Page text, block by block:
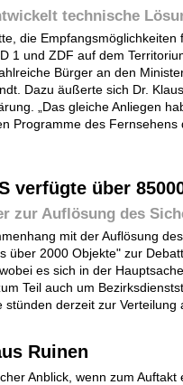
technische
die Empfangsmöglichkeiten
1 und ZDF auf dem
Bürger an den
Dazu äußerte sich Dr.
„Das gleiche Anliegen
Programme des Fernsehens
verfügte über
zur Auflösung des
mit der Auflösung
über 2000 Objekte" zur
es sich in der
Teil auch um
stünden derzeit zur Verteilung
Ruinen
Anblick, wenn zum Auftakt